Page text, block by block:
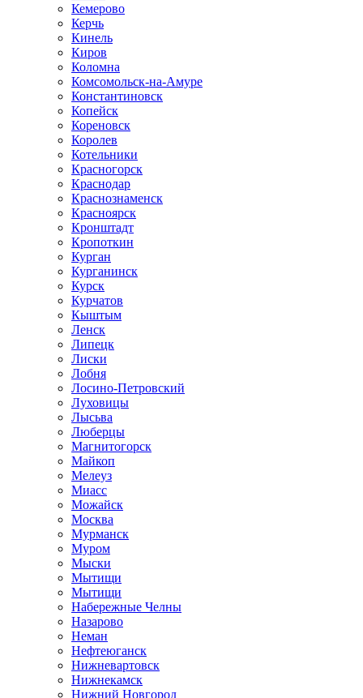
Кемерово
Керчь
Кинель
Киров
Коломна
Комсомольск-на-Амуре
Константиновск
Копейск
Кореновск
Королев
Котельники
Красногорск
Краснодар
Краснознаменск
Красноярск
Кронштадт
Кропоткин
Курган
Курганинск
Курск
Курчатов
Кыштым
Ленск
Липецк
Лиски
Лобня
Лосино-Петровский
Луховицы
Лысьва
Люберцы
Магнитогорск
Майкоп
Мелеуз
Миасс
Можайск
Москва
Мурманск
Муром
Мыски
Мытищи
Мытищи
Набережные Челны
Назарово
Неман
Нефтеюганск
Нижневартовск
Нижнекамск
Нижний Новгород